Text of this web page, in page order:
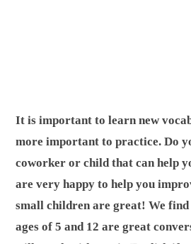
It is important to learn new
more important to practice. Do
coworker or child that can help
are very happy to help you
small children are great! We find
ages of 5 and 12 are great